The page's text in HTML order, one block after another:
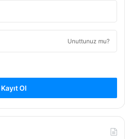
Unuttunuz mu?
Kayıt Ol